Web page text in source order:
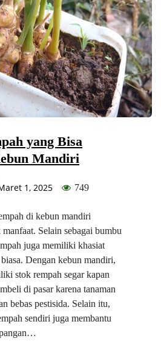
yang Bisa
Mandiri
1, 2025 749
di kebun mandiri
Selain sebagai bumbu
juga memiliki khasiat
Dengan kebun mandiri,
stok rempah segar kapan
di pasar karena tanaman
bebas pestisida. Selain itu,
sendiri juga membantu